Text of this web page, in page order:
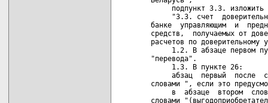
подпункт 3.3. изложить
"3.3. счет
банке  управляющим  и
средств,  получаемых от
расчетов по доверительному
1.2. В абзаце первом
"перевода".
     1.3. В пункте 26:
абзац  первый  после
словами ", если это
в  абзаце  втором
словами